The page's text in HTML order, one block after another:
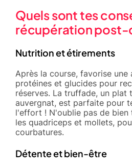
Quels sont tes
récupération post-
Nutrition et étirements
Après la course, favorise
protéines et glucides pour
réserves. La truffade, un plat
auvergnat, est parfaite pour
l'effort ! N'oublie pas de bien
les quadriceps et mollets,
courbatures.
Détente et bien-être